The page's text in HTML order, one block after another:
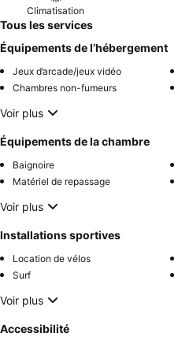
Climatisation
Tous les services
Équipements de l’hébergement
Jeux d’arcade/jeux vidéo
Chambres non-fumeurs
Voir plus
Équipements de la chambre
Baignoire
Matériel de repassage
Voir plus
Installations sportives
Location de vélos
Surf
Voir plus
Accessibilité